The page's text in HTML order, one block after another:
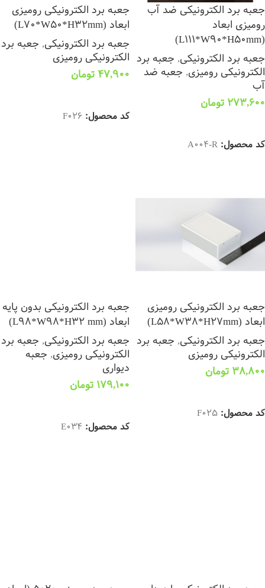
جعبه برد الکترونیکی ضد آب
رومیزی ابعاد
(L111*W90*H50mm)
جعبه برد الکترونیکی, جعبه برد
الکترونیکی رومیزی, جعبه ضد
آب
273,600 تومان
کد محصول: A004-R
جعبه برد الکترونیکی رومیزی
ابعاد (L70*W50*H32mm)
جعبه برد الکترونیکی, جعبه برد
الکترونیکی رومیزی
47,900 تومان
کد محصول: F026
جعبه برد الکترونیکی رومیزی
ابعاد (L58*W38*H27mm)
جعبه برد الکترونیکی, جعبه برد
الکترونیکی رومیزی
38,800 تومان
کد محصول: F025
جعبه برد الکترونیکی بدون پایه
ابعاد (L98*W98*H32 mm)
جعبه برد الکترونیکی, جعبه برد
الکترونیکی رومیزی, جعبه
دیواری
179,100 تومان
کد محصول: E034